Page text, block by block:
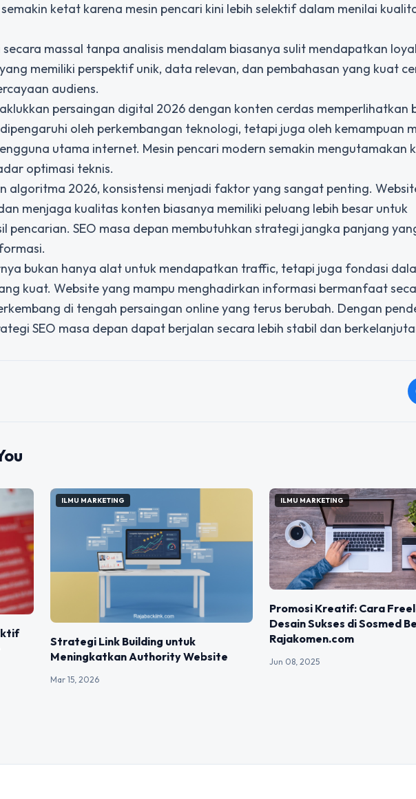
ketat karena mesin pencari kini lebih selektif dalam menilai
massal tanpa analisis mendalam biasanya sulit mendapatkan
memiliki perspektif unik, data relevan, dan pembahasan yang kuat
audiens.
persaingan digital 2026 dengan konten cerdas memperlihatkan
oleh perkembangan teknologi, tetapi juga oleh kemampuan
utama internet. Mesin pencari modern semakin mengutamakan
optimasi teknis.
algoritma 2026, konsistensi menjadi faktor yang sangat penting.
menjaga kualitas konten biasanya memiliki peluang lebih besar untuk
pencarian. SEO masa depan membutuhkan strategi jangka panjang
bukan hanya alat untuk mendapatkan traffic, tetapi juga fondasi
kuat. Website yang mampu menghadirkan informasi bermanfaat
di tengah persaingan online yang terus berubah. Dengan
SEO masa depan dapat berjalan secara lebih stabil dan
ILMU MARKETING
Strategi Link Building untuk
Meningkatkan Authority Website
Mar 15, 2026
ILMU MARKETING
Promosi Kreatif: Cara
Desain Sukses di Sosmed
Rajakomen.com
Jun 08, 2025